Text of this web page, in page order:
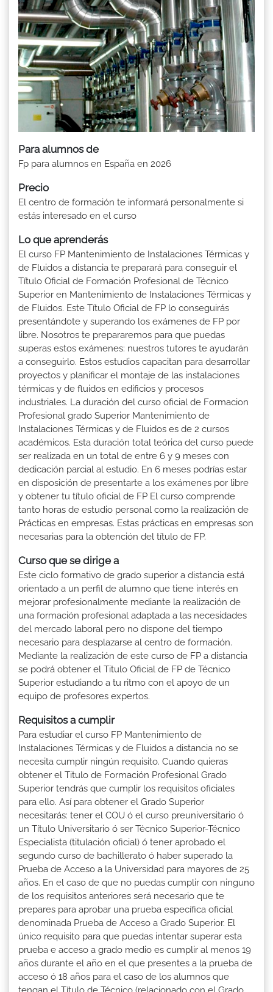
Para alumnos de
Fp para alumnos en España en 2026
Precio
El centro de formación te informará personalmente si
estás interesado en el curso
Lo que aprenderás
El curso FP Mantenimiento de Instalaciones Térmicas y
de Fluidos a distancia te preparará para conseguir el
Título Oficial de Formación Profesional de Técnico
Superior en Mantenimiento de Instalaciones Térmicas y
de Fluidos. Este Título Oficial de FP lo conseguirás
presentándote y superando los exámenes de FP por
libre. Nosotros te prepararemos para que puedas
superas estos exámenes: nuestros tutores te ayudarán
a conseguirlo. Estos estudios capacitan para desarrollar
proyectos y planificar el montaje de las instalaciones
térmicas y de fluidos en edificios y procesos
industriales. La duración del curso oficial de Formacion
Profesional grado Superior Mantenimiento de
Instalaciones Térmicas y de Fluidos es de 2 cursos
académicos. Esta duración total teórica del curso puede
ser realizada en un total de entre 6 y 9 meses con
dedicación parcial al estudio. En 6 meses podrías estar
en disposición de presentarte a los exámenes por libre
y obtener tu título oficial de FP El curso comprende
tanto horas de estudio personal como la realización de
Prácticas en empresas. Estas prácticas en empresas son
necesarias para la obtención del título de FP.
Curso que se dirige a
Este ciclo formativo de grado superior a distancia está
orientado a un perfil de alumno que tiene interés en
mejorar profesionalmente mediante la realización de
una formación profesional adaptada a las necesidades
del mercado laboral pero no dispone del tiempo
necesario para desplazarse al centro de formación.
Mediante la realización de este curso de FP a distancia
se podrá obtener el Titulo Oficial de FP de Técnico
Superior estudiando a tu ritmo con el apoyo de un
equipo de profesores expertos.
Requisitos a cumplir
Para estudiar el curso FP Mantenimiento de
Instalaciones Térmicas y de Fluidos a distancia no se
necesita cumplir ningún requisito. Cuando quieras
obtener el Titulo de Formación Profesional Grado
Superior tendrás que cumplir los requisitos oficiales
para ello. Así para obtener el Grado Superior
necesitarás: tener el COU ó el curso preuniversitario ó
un Título Universitario ó ser Técnico Superior-Técnico
Especialista (titulación oficial) ó tener aprobado el
segundo curso de bachillerato ó haber superado la
Prueba de Acceso a la Universidad para mayores de 25
años. En el caso de que no puedas cumplir con ninguno
de los requisitos anteriores será necesario que te
prepares para aprobar una prueba específica oficial
denominada Prueba de Acceso a Grado Superior. El
único requisito para que puedas intentar superar esta
prueba e acceso a grado medio es cumplir al menos 19
años durante el año en el que presentes a la prueba de
acceso ó 18 años para el caso de los alumnos que